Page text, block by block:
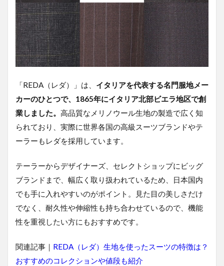
「REDA（レダ）」は、 イタリアを代表する名門服地メー
カーのひとつで、1865年にイタリア北部ビエラ地区で創
業しました。 高品質なメリノウール生地の製造で広く知
られており、実際に世界各国の高級スーツブランドやテ
ーラーもレダを採用しています。
テーラーからデザイナーズ、セレクトショップにビッグ
ブランドまで、幅広く取り扱われているため、日本国内
でも手に入れやすいのがポイント。見た目の美しさだけ
でなく、耐久性や伸縮性も持ち合わせているので、機能
性を重視したい方にもおすすめです。
関連記事｜ REDA（レダ）生地を使ったスーツの特徴は？
おすすめのコレクションや値段も紹介